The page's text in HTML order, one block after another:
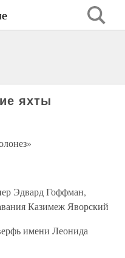
яхты
Эдвард Гоффман,
Казимеж Яворский
имени Леонида